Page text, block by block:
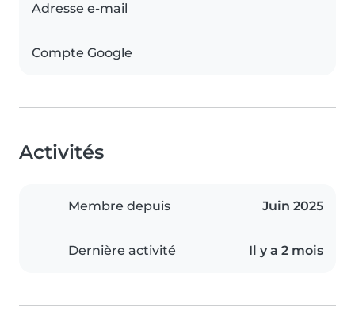
Adresse e-mail
Compte Google
Activités
Membre depuis Juin 2025
Dernière activité Il y a 2 mois